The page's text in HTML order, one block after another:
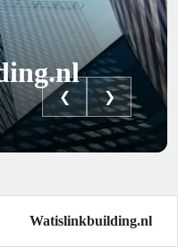
❮ ❯
Watislinkbuilding.nl